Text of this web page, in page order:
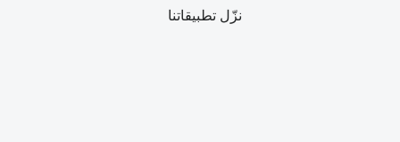
نزّل تطبيقاتنا